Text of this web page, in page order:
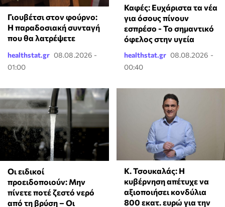
Γιουβέτσι στον φούρνο:
Η παραδοσιακή συνταγή
που θα λατρέψετε
healthstat.gr 08.08.2026 -
01:00
Καφές: Ευχάριστα τα νέα
για όσους πίνουν
εσπρέσο - Το σημαντικό
όφελος στην υγεία
healthstat.gr 08.08.2026 -
00:40
Οι ειδικοί
προειδοποιούν: Μην
πίνετε ποτέ ζεστό νερό
από τη βρύση – Οι
Κ. Τσουκαλάς: Η
κυβέρνηση απέτυχε να
αξιοποιήσει κονδύλια
800 εκατ. ευρώ για την